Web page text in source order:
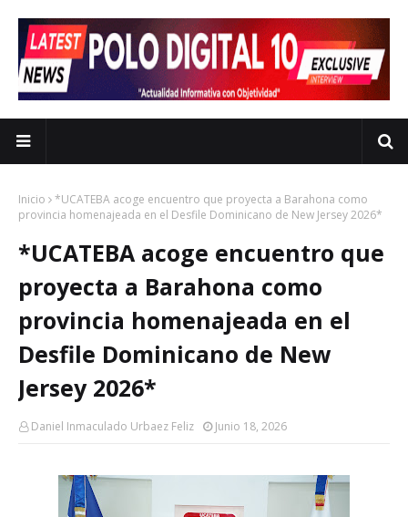
Inicio
*UCATEBA acoge encuentro que proyecta a Barahona como
provincia homenajeada en el Desfile Dominicano de New Jersey 2026*
*UCATEBA acoge encuentro que
proyecta a Barahona como
provincia homenajeada en el
Desfile Dominicano de New
Jersey 2026*
Daniel Inmaculado Urbaez Feliz Junio 18, 2026